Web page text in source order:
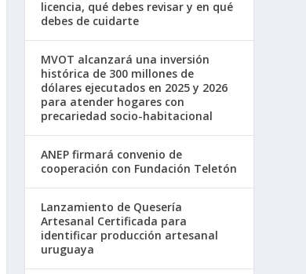
licencia, qué debes revisar y en qué
debes de cuidarte
MVOT alcanzará una inversión
histórica de 300 millones de
dólares ejecutados en 2025 y 2026
para atender hogares con
precariedad socio-habitacional
ANEP firmará convenio de
cooperación con Fundación Teletón
Lanzamiento de Quesería
Artesanal Certificada para
identificar producción artesanal
uruguaya